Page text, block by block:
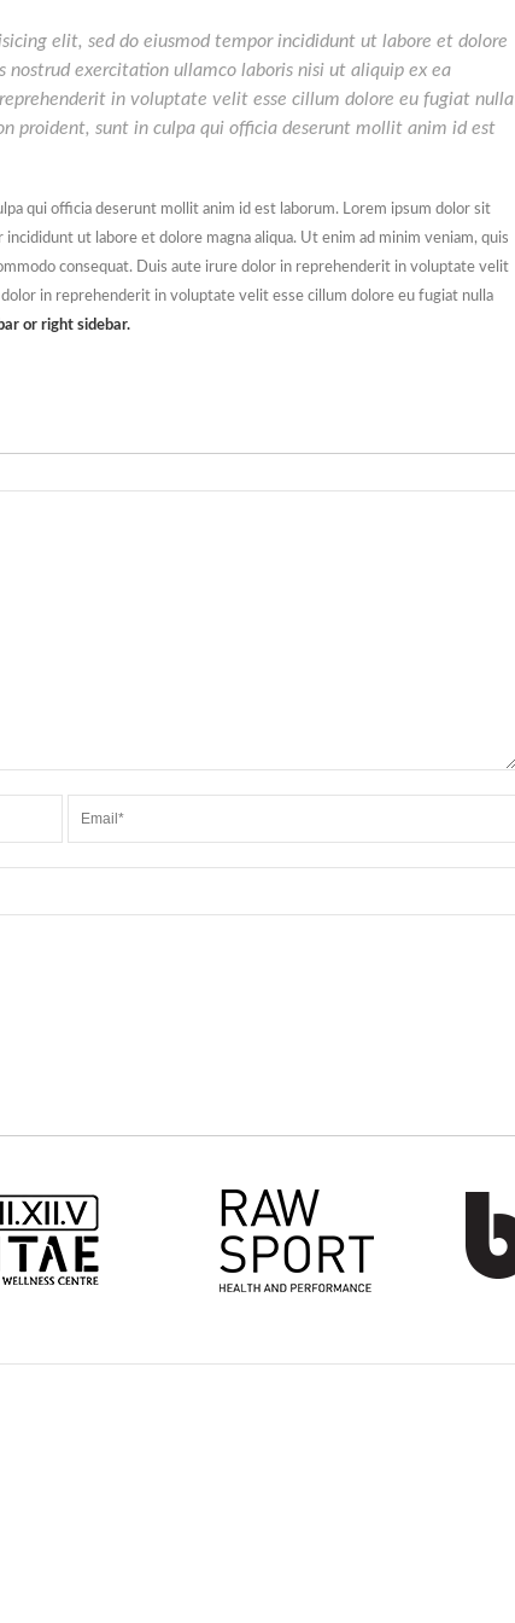
elit, sed do eiusmod tempor incididunt ut labore et dolore
exercitation ullamco laboris nisi ut aliquip ex ea
in voluptate velit esse cillum dolore eu fugiat nulla
proident, sunt in culpa qui officia deserunt mollit anim id est
qui officia deserunt mollit anim id est laborum. Lorem ipsum dolor sit
ut labore et dolore magna aliqua. Ut enim ad minim veniam, quis
consequat. Duis aute irure dolor in reprehenderit in voluptate velit
in reprehenderit in voluptate velit esse cillum dolore eu fugiat nulla
or right sidebar.